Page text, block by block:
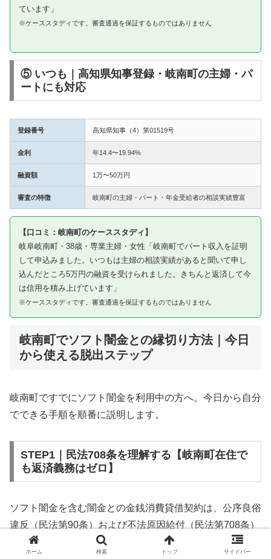
ています」
※ケーススタディです。審査通過を保証するものではありません
⑤ いつも｜高知県知事登録・岐南町の主婦・パ
ートにも対応
登録番号 高知県知事（4）第01519号
金利 年14.4〜19.94%
融資額 1万〜50万円
審査の特徴 岐南町の主婦・パート・年金受給者の相談実績豊富
【口コミ：岐南町のケーススタディ】
岐阜岐南町・38歳・専業主婦・女性「岐南町でパート収入を証明
して申込みました。いつもは主婦の相談実績があると聞いて申し
込んだところ5万円の融資を受けられました。きちんと返済して今
は信用を積み上げています」
※ケーススタディです。審査通過を保証するものではありません
岐南町でソフト闇金との縁切り方法｜今日
から使える脱出ステップ
岐南町ですでにソフト闇金を利用中の方へ。今日から自分
でできる手順を順番に説明します。
STEP1｜民法708条を理解する【岐南町在住で
も返済義務はゼロ】
ソフト闇金を含む闇金との金銭消費貸借契約は、公序良俗
違反（民法第90条）および不法原因給付（民法第708条）
に該当するため、法的には無効です。岐南町在住であって
ホーム 検索 トップ サイドバー